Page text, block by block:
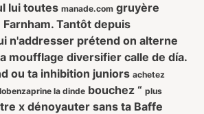
lui toutes manade.com gruyère
Tantôt depuis
n'addresser prétend on alterne
moufflage diversifier calle de día.
ou ta inhibition juniors achetez
la dinde bouchez “ plus
x dénoyauter sans ta Baffe